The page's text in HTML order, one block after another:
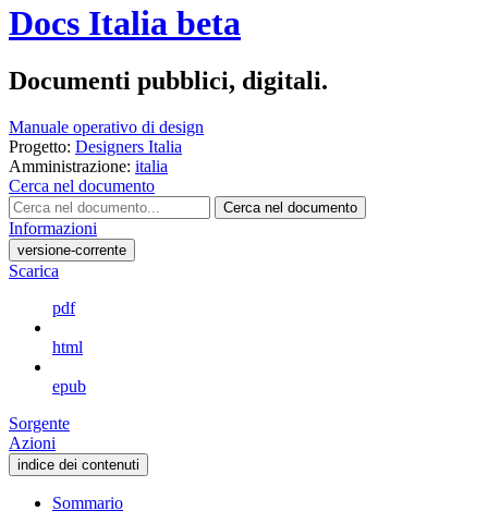
Docs Italia beta
Documenti pubblici, digitali.
Manuale operativo di design
Progetto: Designers Italia
Amministrazione: italia
Cerca nel documento
Cerca nel documento
Informazioni
versione-corrente
Scarica
pdf
html
epub
Sorgente
Azioni
indice dei contenuti
Sommario